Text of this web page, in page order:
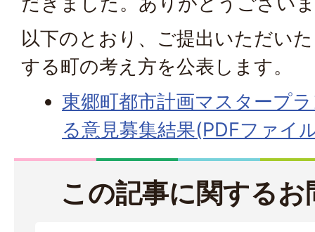
以下のとおり、ご提出いただい
する町の考え方を公表します。
東郷町都市計画マスタープ
る意見募集結果(PDFファイ
この記事に関する